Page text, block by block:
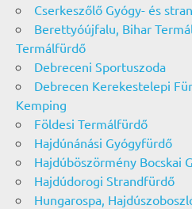
Cserkeszőlő Gyógy- és
Berettyóújfalu, Bihar
Termálfürdő
Debreceni Sportuszoda
Debrecen Kerekestelepi
Kemping
Földesi Termálfürdő
Hajdúnánási Gyógyfürdő
Hajdúböszörmény Bocskai
Hajdúdorogi Strandfürdő
Hungarospa,